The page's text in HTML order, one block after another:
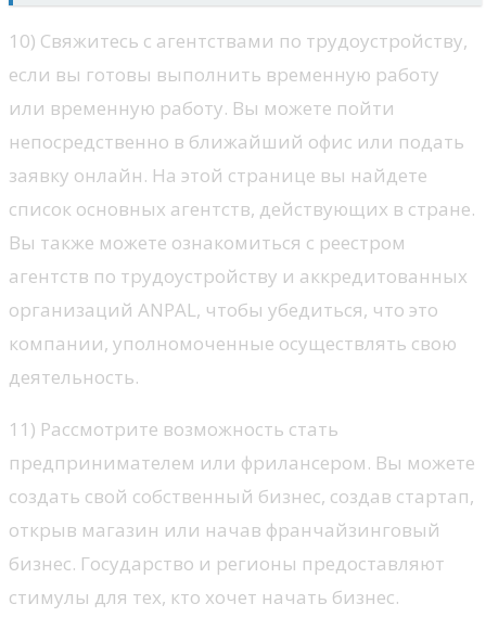
10) Свяжитесь с агентствами по трудоустройству,
если вы готовы выполнить временную работу
или временную работу. Вы можете пойти
непосредственно в ближайший офис или подать
заявку онлайн. На этой странице вы найдете
список основных агентств, действующих в стране.
Вы также можете ознакомиться с реестром
агентств по трудоустройству и аккредитованных
организаций ANPAL, чтобы убедиться, что это
компании, уполномоченные осуществлять свою
деятельность.
11) Рассмотрите возможность стать
предпринимателем или фрилансером. Вы можете
создать свой собственный бизнес, создав стартап,
открыв магазин или начав франчайзинговый
бизнес. Государство и регионы предоставляют
стимулы для тех, кто хочет начать бизнес.